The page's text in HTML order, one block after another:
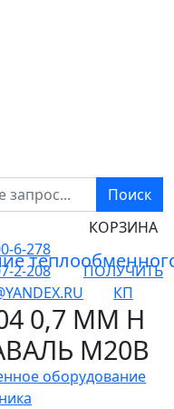
Поиск
6-278
2-208
КОРЗИНА
ПОЛУЧИТЬ
КП
0,7 ММ H
M20B
оборудование